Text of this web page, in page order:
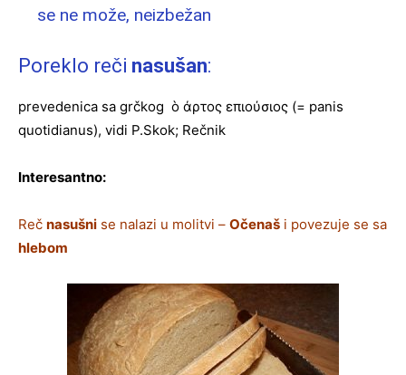
se ne može, neizbežan
Poreklo reči nasušan:
prevedenica sa grčkog ò άρτος επιούσιος (= panis
quotidianus), vidi P.Skok; Rečnik
Interesantno:
Reč nasušni se nalazi u molitvi – Očenaš i povezuje se sa
hlebom